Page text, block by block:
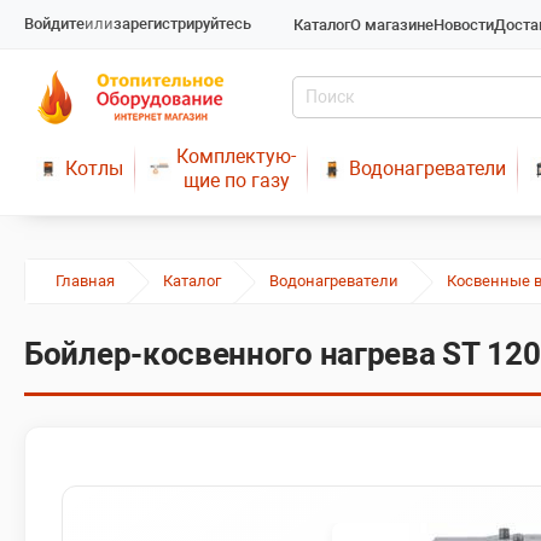
Войдитеилизарегистрируйтесь КаталогО магазинеНовости
Котлы
Комплектую-
щие по газу
Водонагреватели
Главная Каталог Водонагреватели Косвенные
Бойлер-косвенного нагрева ST 120